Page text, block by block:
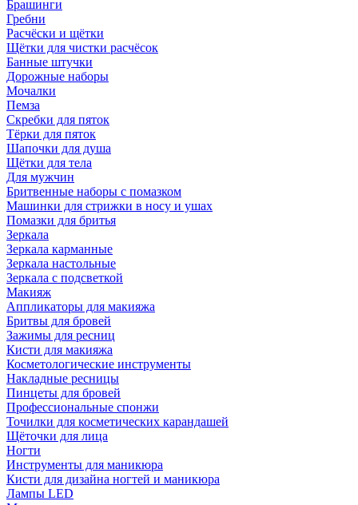
Брашинги
Гребни
Расчёски и щётки
Щётки для чистки расчёсок
Банные штучки
Дорожные наборы
Мочалки
Пемза
Скребки для пяток
Тёрки для пяток
Шапочки для душа
Щётки для тела
Для мужчин
Бритвенные наборы с помазком
Машинки для стрижки в носу и ушах
Помазки для бритья
Зеркала
Зеркала карманные
Зеркала настольные
Зеркала с подсветкой
Макияж
Аппликаторы для макияжа
Бритвы для бровей
Зажимы для ресниц
Кисти для макияжа
Косметологические инструменты
Накладные ресницы
Пинцеты для бровей
Профессиональные спонжи
Точилки для косметических карандашей
Щёточки для лица
Ногти
Инструменты для маникюра
Кисти для дизайна ногтей и маникюра
Лампы LED